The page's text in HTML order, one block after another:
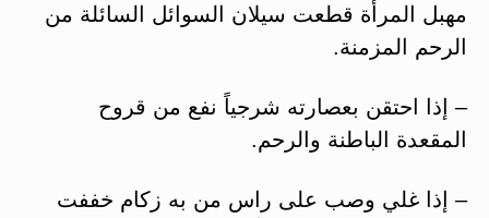
مهبل المرأة قطعت سيلان السوائل السائلة من
الرحم المزمنة.
– إذا احتقن بعصارته شرجياً نفع من قروح
المقعدة الباطنة والرحم.
– إذا غلي وصب على راس من به زكام خففت